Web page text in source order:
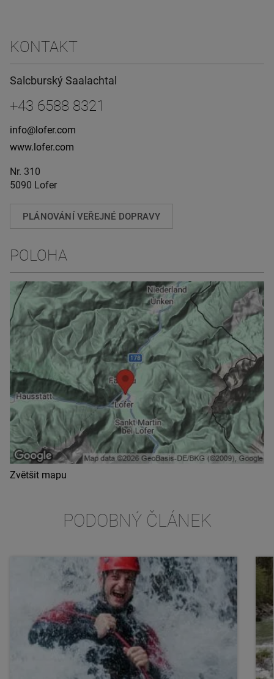
KONTAKT
Salcburský Saalachtal
+43 6588 8321
info@lofer.com
www.lofer.com
Nr. 310
5090 Lofer
PLÁNOVÁNÍ VEŘEJNÉ DOPRAVY
POLOHA
Zvětšit mapu
PODOBNÝ ČLÁNEK